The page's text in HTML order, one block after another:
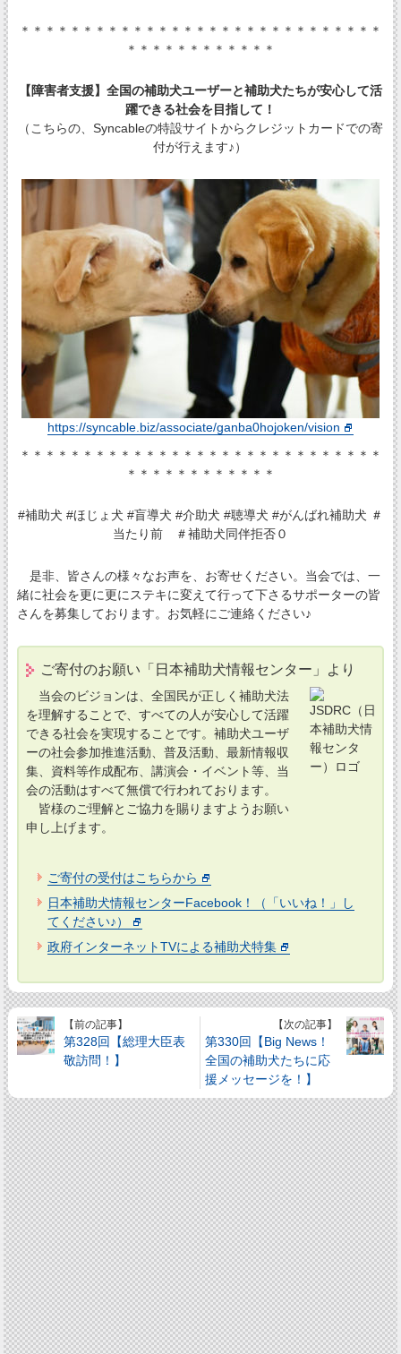
＊＊＊＊＊＊＊＊＊＊＊＊＊＊＊＊＊＊＊＊＊＊＊＊＊＊＊＊＊
＊＊＊＊＊＊＊＊＊＊＊＊
【障害者支援】全国の補助犬ユーザーと補助犬たちが安心して活
躍できる社会を目指して！
（こちらの、Syncableの特設サイトからクレジットカードでの寄
付が行えます♪）
https://syncable.biz/associate/ganba0hojoken/vision
＊＊＊＊＊＊＊＊＊＊＊＊＊＊＊＊＊＊＊＊＊＊＊＊＊＊＊＊＊
＊＊＊＊＊＊＊＊＊＊＊＊
#補助犬 #ほじょ犬 #盲導犬 #介助犬 #聴導犬 #がんばれ補助犬 ＃
当たり前 ＃補助犬同伴拒否０
是非、皆さんの様々なお声を、お寄せください。当会では、一
緒に社会を更に更にステキに変えて行って下さるサポーターの皆
さんを募集しております。お気軽にご連絡ください♪
ご寄付のお願い「日本補助犬情報センター」より
当会のビジョンは、全国民が正しく補助犬法
を理解することで、すべての人が安心して活躍
できる社会を実現することです。補助犬ユーザ
ーの社会参加推進活動、普及活動、最新情報収
集、資料等作成配布、講演会・イベント等、当
会の活動はすべて無償で行われております。
皆様のご理解とご協力を賜りますようお願い
申し上げます。
ご寄付の受付はこちらから
日本補助犬情報センターFacebook！（「いいね！」し
てください♪）
政府インターネットTVによる補助犬特集
【前の記事】
第328回【総理大臣表
敬訪問！】
【次の記事】
第330回【Big News！
全国の補助犬たちに応
援メッセージを！】